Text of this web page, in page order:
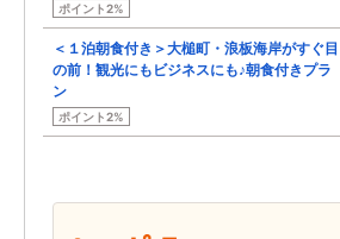
ポイント2%
＜１泊朝食付き＞大槌町・浪板海岸がすぐ目
の前！観光にもビジネスにも♪朝食付きプラ
ン
ポイント2%